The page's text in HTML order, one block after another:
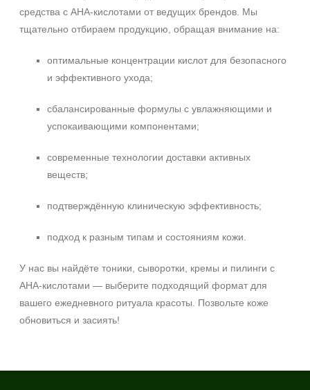
средства с AHA‑кислотами от ведущих брендов. Мы
тщательно отбираем продукцию, обращая внимание на:
оптимальные концентрации кислот для безопасного
и эффективного ухода;
сбалансированные формулы с увлажняющими и
успокаивающими компонентами;
современные технологии доставки активных
веществ;
подтверждённую клиническую эффективность;
подход к разным типам и состояниям кожи.
У нас вы найдёте тоники, сыворотки, кремы и пилинги с
AHA‑кислотами — выберите подходящий формат для
вашего ежедневного ритуала красоты. Позвольте коже
обновиться и засиять!